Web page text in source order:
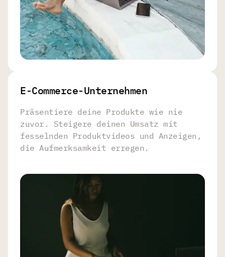
E-Commerce-Unternehmen
Präsentiere deine Produkte wie nie
zuvor. Steigere deinen Umsatz mit
fesselnden Produktvideos und Anzeigen,
die Aufmerksamkeit erregen.